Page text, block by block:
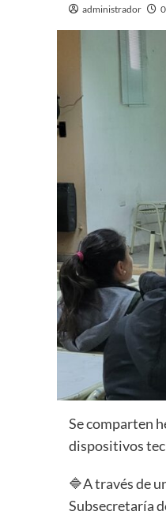
administrador
Se comparten
dispositivos
🔷A través de
Subsecretaría